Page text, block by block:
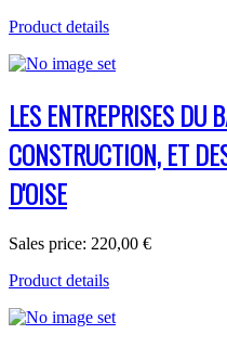
Product details
LES ENTREPRISES DU
CONSTRUCTION, ET
D'OISE
Sales price: 220,00 €
Product details